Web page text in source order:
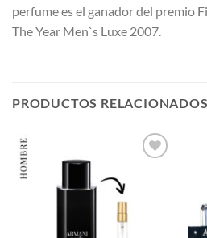
perfume es el ganador del premio
The Year Men`s Luxe 2007.
PRODUCTOS RELACIONADOS
A LA
LISTA
DESEOS